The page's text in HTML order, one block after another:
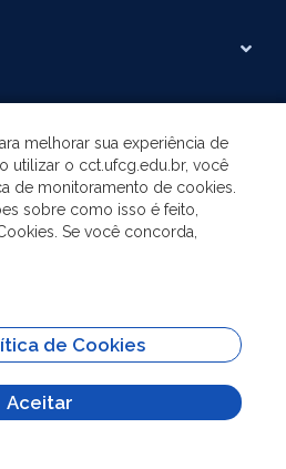
melhorar sua experiência de
utilizar o cct.ufcg.edu.br, você
de monitoramento de cookies.
sobre como isso é feito,
Se você concorda,
de Cookies
Aceitar